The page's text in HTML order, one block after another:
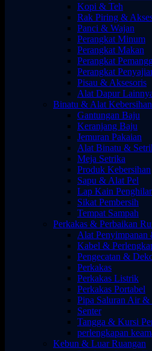
Kopi & Teh
Rak Piring &
Panci & Wajan
Perangkat Minum
Perangkat Makan
Perangkat
Perangkat
Pisau & Aksesoris
Alat Dapur
Binatu & Alat Kebersihan
Gantungan Baju
Keranjang Baju
Jemuran Pakaian
Alat Binatu &
Meja Setrika
Produk Kebersihan
Sapu & Alat Pel
Lap Kain
Sikat Pembersih
Tempat Sampah
Perkakas & Perbaikan
Alat Penyimpanan
Kabel &
Pengecatan &
Perkakas
Perkakas Listrik
Perkakas Portabel
Pipa Saluran Air &
Senter
Tangga & Kursi
perlengkapan
Kebun & Luar Ruangan